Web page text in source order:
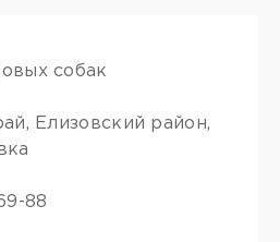
собак
Елизовский район,
88